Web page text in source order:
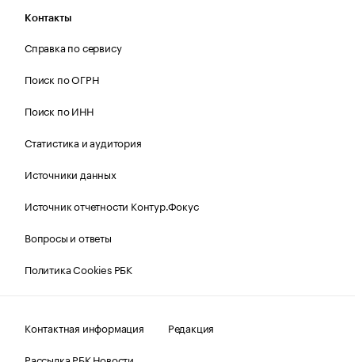
Контакты
Справка по сервису
Поиск по ОГРН
Поиск по ИНН
Статистика и аудитория
Источники данных
Источник отчетности Контур.Фокус
Вопросы и ответы
Политика Cookies РБК
Контактная информация
Редакция